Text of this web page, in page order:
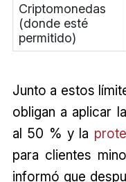
Criptomonedas
(donde esté
permitido)
Junto a estos
obligan a aplicar
al 50 % y la
para clientes
informó que